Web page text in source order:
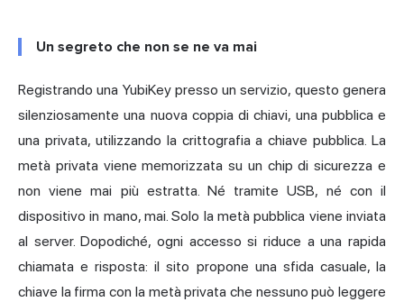
Un segreto che non se ne va mai
Registrando una YubiKey presso un servizio, questo genera
silenziosamente una nuova coppia di chiavi, una pubblica e
una privata, utilizzando la crittografia a chiave pubblica. La
metà privata viene memorizzata su un chip di sicurezza e
non viene mai più estratta. Né tramite USB, né con il
dispositivo in mano, mai. Solo la metà pubblica viene inviata
al server. Dopodiché, ogni accesso si riduce a una rapida
chiamata e risposta: il sito propone una sfida casuale, la
chiave la firma con la metà privata che nessuno può leggere